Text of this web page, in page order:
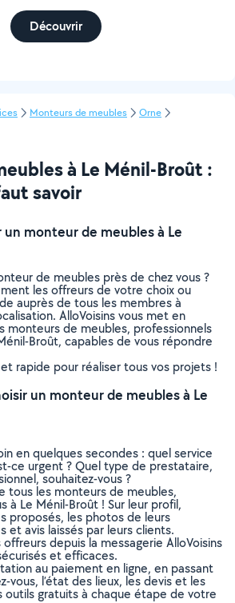
Découvrir
Monteurs de meubles
Orne
à Le Ménil-Broût :
savoir
monteur de meubles à Le
de meubles près de chez vous ?
les offreurs de votre choix ou
auprès de tous les membres à
AlloVoisins vous met en
monteurs de meubles, professionnels
Broût, capables de vous répondre
rapide pour réaliser tous vos projets !
un monteur de meubles à Le
en quelques secondes : quel service
ce urgent ? Quel type de prestataire,
souhaitez-vous ?
tous les monteurs de meubles,
à Le Ménil-Broût ! Sur leur profil,
proposés, les photos de leurs
et avis laissés par leurs clients.
depuis la messagerie AlloVoisins
et efficaces.
au paiement en ligne, en passant
vous, l’état des lieux, les devis et les
outils gratuits à chaque étape de votre